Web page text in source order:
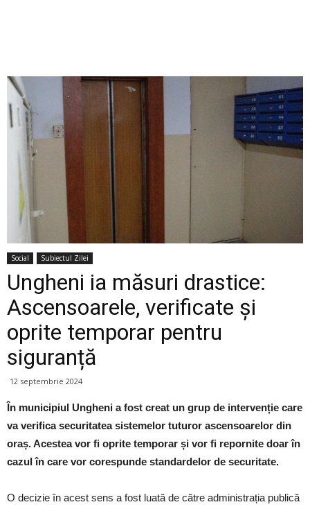
Social Subiectul Zilei
Ungheni ia măsuri drastice:
Ascensoarele, verificate și
oprite temporar pentru
siguranță
12 septembrie 2024
În municipiul Ungheni a fost creat un grup de intervenție care
va verifica securitatea sistemelor tuturor ascensoarelor din
oraș. Acestea vor fi oprite temporar și vor fi repornite doar în
cazul în care vor corespunde standardelor de securitate.
O decizie în acest sens a fost luată de către administrația publică